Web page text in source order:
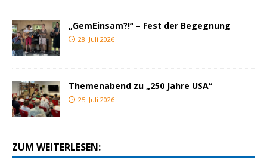
„GemEinsam?!“ – Fest der Begegnung
28. Juli 2026
Themenabend zu „250 Jahre USA“
25. Juli 2026
ZUM WEITERLESEN: